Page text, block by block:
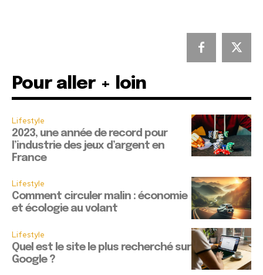
Pour aller + loin
Lifestyle
2023, une année de record pour
l’industrie des jeux d’argent en
France
Lifestyle
Comment circuler malin : économie
et écologie au volant
Lifestyle
Quel est le site le plus recherché sur
Google ?